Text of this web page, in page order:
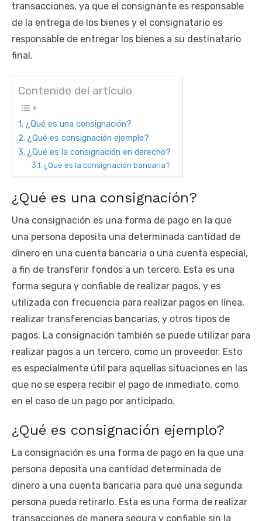
transacciones, ya que el consignante es responsable
de la entrega de los bienes y el consignatario es
responsable de entregar los bienes a su destinatario
final.
Contenido del artículo
¿Qué es una consignación?
¿Qué es consignación ejemplo?
¿Qué es la consignación en derecho?
¿Qué es la consignación bancaria?
¿Qué es una consignación?
Una consignación es una forma de pago en la que
una persona deposita una determinada cantidad de
dinero en una cuenta bancaria o una cuenta especial,
a fin de transferir fondos a un tercero. Esta es una
forma segura y confiable de realizar pagos, y es
utilizada con frecuencia para realizar pagos en línea,
realizar transferencias bancarias, y otros tipos de
pagos. La consignación también se puede utilizar para
realizar pagos a un tercero, como un proveedor. Esto
es especialmente útil para aquellas situaciones en las
que no se espera recibir el pago de inmediato, como
en el caso de un pago por anticipado.
¿Qué es consignación ejemplo?
La consignación es una forma de pago en la que una
persona deposita una cantidad determinada de
dinero a una cuenta bancaria para que una segunda
persona pueda retirarlo. Esta es una forma de realizar
transacciones de manera segura y confiable sin la